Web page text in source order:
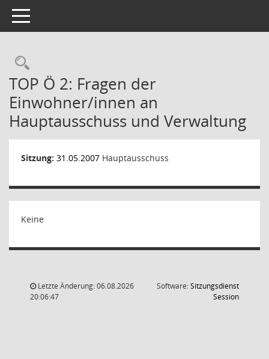
Toggle navigation
Rechercheauswahl
TOP Ö 2: Fragen der
Einwohner/innen an
Hauptausschuss und Verwaltung
Sitzung: 31.05.2007 Hauptausschuss
Keine
Letzte Änderung: 06.08.2026
20:06:47
Software:Sitzungsdienst
Session(Wird in